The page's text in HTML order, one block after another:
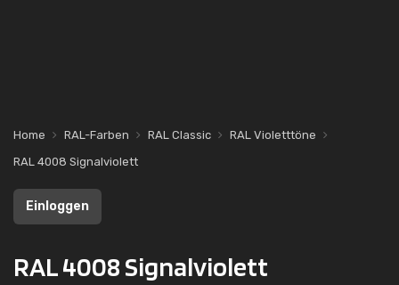
Home RAL-Farben RAL Classic
RAL Violetttöne
RAL 4008 Signalviolett
Einloggen
RAL 4008 Signalviolett